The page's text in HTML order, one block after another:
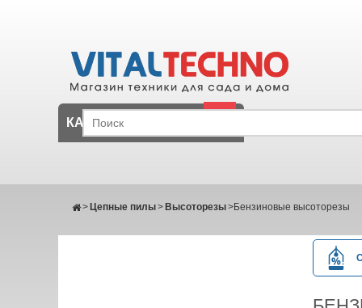
КАТАЛОГ
Цепные пилы
> Высоторезы
> Бензиновые высоторезы
>